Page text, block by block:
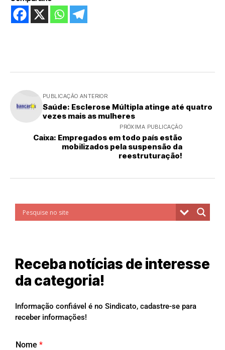
PUBLICAÇÃO ANTERIOR
Saúde: Esclerose Múltipla atinge até quatro
vezes mais as mulheres
PRÓXIMA PUBLICAÇÃO
Caixa: Empregados em todo país estão
mobilizados pela suspensão da
reestruturação!
Receba notícias de interesse
da categoria!
Informação confiável é no Sindicato, cadastre-se para
receber informações!
Nome *